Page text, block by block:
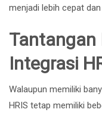
menjadi lebih cepat
Tantangan
Integrasi
Walaupun memiliki
HRIS tetap memiliki